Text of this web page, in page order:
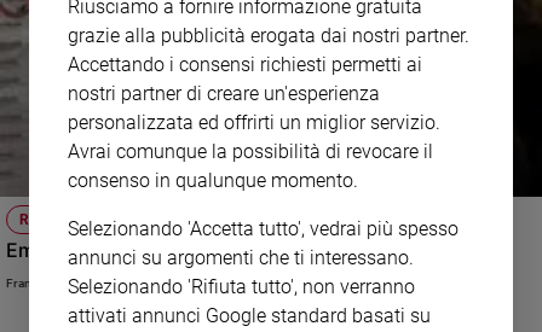
REGIONALI
Emilia e Calabria, oltre cinque milioni alle urne
Francesco Anfossi
Riusciamo a fornire informazione gratuita
grazie alla pubblicità erogata dai nostri partner.
Accettando i consensi richiesti permetti ai
nostri partner di creare un'esperienza
personalizzata ed offrirti un miglior servizio.
Avrai comunque la possibilità di revocare il
consenso in qualunque momento.
Selezionando 'Accetta tutto', vedrai più spesso
annunci su argomenti che ti interessano.
Selezionando 'Rifiuta tutto', non verranno
attivati annunci Google standard basati su